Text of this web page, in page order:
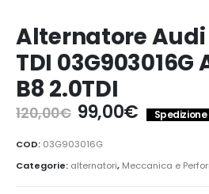
Alternatore Audi
TDI 03G903016G
B8 2.0TDI
120,00€ Il
prezzo
originale
era:
120,00€.
99,00€Il
prezzo
è:
99,00€.
COD: 03G903016G
Categorie: alternatori, Meccanica e